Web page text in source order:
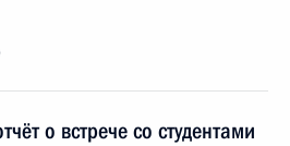
о встрече со студентами